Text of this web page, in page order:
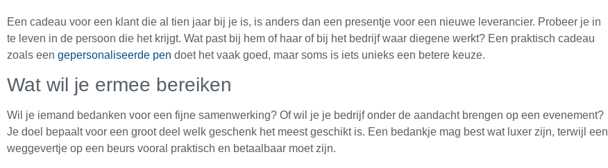
Een cadeau voor een klant die al tien jaar bij je is, is anders dan een presentje voor een nieuwe leverancier. Probeer je in
te leven in de persoon die het krijgt. Wat past bij hem of haar of bij het bedrijf waar diegene werkt? Een praktisch cadeau
zoals een gepersonaliseerde pen doet het vaak goed, maar soms is iets unieks een betere keuze.
Wat wil je ermee bereiken
Wil je iemand bedanken voor een fijne samenwerking? Of wil je je bedrijf onder de aandacht brengen op een evenement?
Je doel bepaalt voor een groot deel welk geschenk het meest geschikt is. Een bedankje mag best wat luxer zijn, terwijl een
weggevertje op een beurs vooral praktisch en betaalbaar moet zijn.